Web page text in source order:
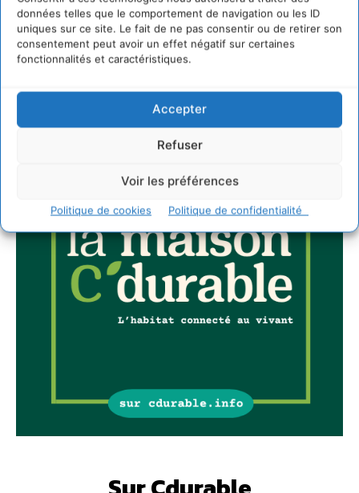
données telles que le comportement de navigation ou les ID
uniques sur ce site. Le fait de ne pas consentir ou de retirer son
consentement peut avoir un effet négatif sur certaines
fonctionnalités et caractéristiques.
Accepter
Refuser
Voir les préférences
Politique de cookies Politique de confidentialité
JE M'ABONNE